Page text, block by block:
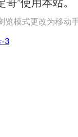
”使用本站。
模式更改为移动
-3